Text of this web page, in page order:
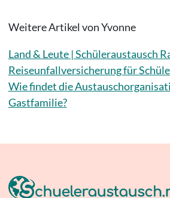
Weitere Artikel von Yvonne
Land & Leute | Schüleraustausch
Reiseunfallversicherung für
Wie findet die
Gastfamilie?